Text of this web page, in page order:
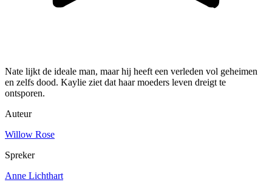
Nate lijkt de ideale man, maar hij heeft een verleden vol geheimen
en zelfs dood. Kaylie ziet dat haar moeders leven dreigt te
ontsporen.
Auteur
Willow Rose
Spreker
Anne Lichthart